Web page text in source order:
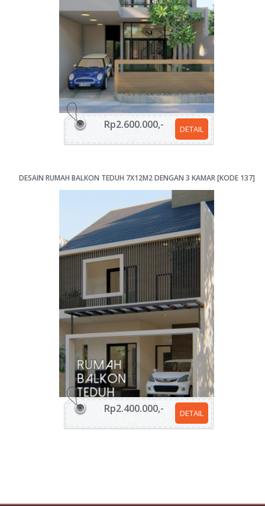
DETAIL
Rp2.600.000,-
DESAIN RUMAH BALKON TEDUH 7X12M2 DENGAN 3 KAMAR [KODE 137]
DETAIL
Rp2.400.000,-